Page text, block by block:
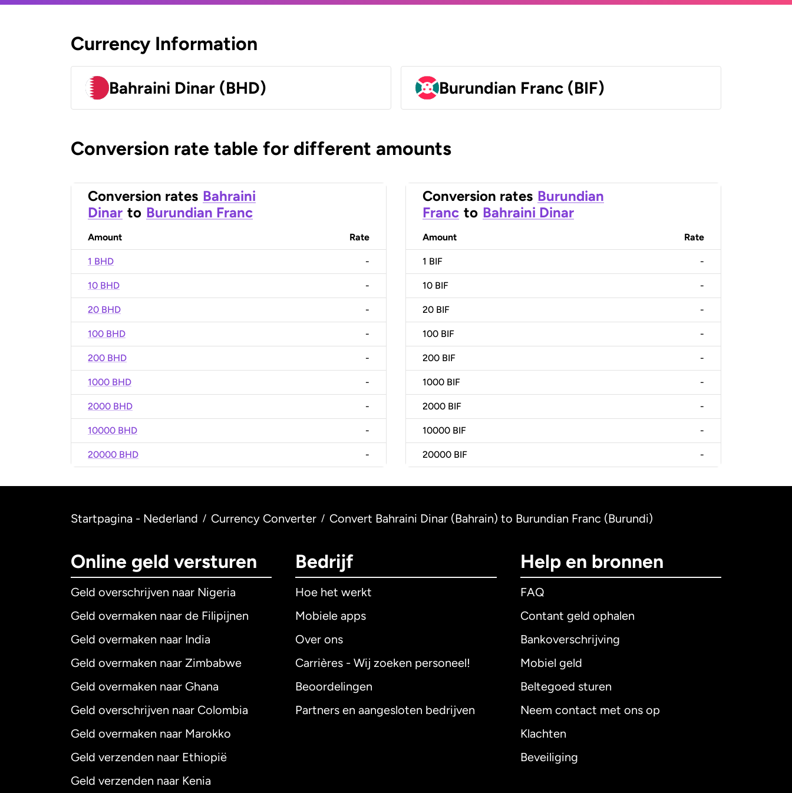
Currency Information
Bahraini Dinar (BHD) Burundian Franc (BIF)
Conversion rate table for different amounts
Conversion rates Bahraini
Dinar to Burundian Franc
Amount Rate
1 BHD -
10 BHD -
20 BHD -
100 BHD -
200 BHD -
1000 BHD -
2000 BHD -
10000 BHD -
20000 BHD -
Conversion rates Burundian
Franc to Bahraini Dinar
Amount Rate
1 BIF -
10 BIF -
20 BIF -
100 BIF -
200 BIF -
1000 BIF -
2000 BIF -
10000 BIF -
20000 BIF -
Startpagina - Nederland / Currency Converter / Convert Bahraini Dinar (Bahrain) to Burundian Franc (Burundi)
Online geld versturen
Geld overschrijven naar Nigeria
Geld overmaken naar de Filipijnen
Geld overmaken naar India
Geld overmaken naar Zimbabwe
Geld overmaken naar Ghana
Geld overschrijven naar Colombia
Geld overmaken naar Marokko
Geld verzenden naar Ethiopië
Geld verzenden naar Kenia
Bedrijf
Hoe het werkt
Mobiele apps
Over ons
Carrières - Wij zoeken personeel!
Beoordelingen
Partners en aangesloten bedrijven
Help en bronnen
FAQ
Contant geld ophalen
Bankoverschrijving
Mobiel geld
Beltegoed sturen
Neem contact met ons op
Klachten
Beveiliging